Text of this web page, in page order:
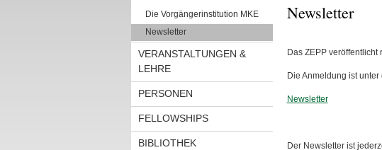
Die Vorgängerinstitution MKE
Newsletter
VERANSTALTUNGEN &
LEHRE
PERSONEN
FELLOWSHIPS
BIBLIOTHEK
Newsletter
Das ZEPP
Die Anmeldung ist
Newsletter
Der Newsletter ist